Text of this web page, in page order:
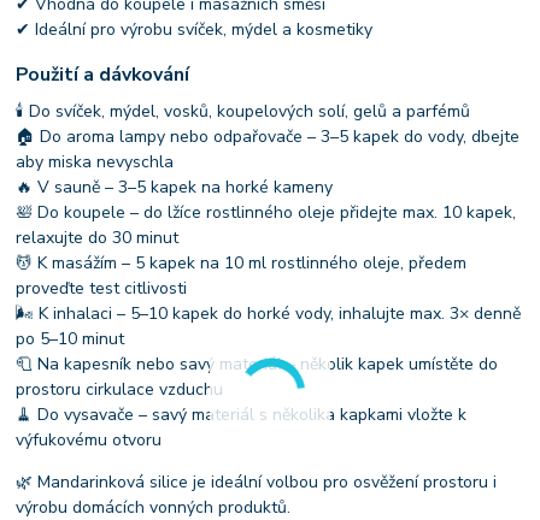
✔ Ideální pro výrobu svíček, mýdel a kosmetiky
Použití a dávkování
🕯 Do svíček, mýdel, vosků, koupelových solí, gelů a parfémů
🏠 Do aroma lampy nebo odpařovače – 3–5 kapek do vody, dbejte
aby miska nevyschla
🔥 V sauně – 3–5 kapek na horké kameny
🛀 Do koupele – do lžíce rostlinného oleje přidejte max. 10 kapek,
relaxujte do 30 minut
💆 K masážím – 5 kapek na 10 ml rostlinného oleje, předem
proveďte test citlivosti
🌬 K inhalaci – 5–10 kapek do horké vody, inhalujte max. 3× denně
po 5–10 minut
🧻 Na kapesník nebo savý materiál – několik kapek umístěte do
prostoru cirkulace vzduchu
🧹 Do vysavače – savý materiál s několika kapkami vložte k
výfukovému otvoru
🌿 Mandarinková silice je ideální volbou pro osvěžení prostoru i
výrobu domácích vonných produktů.